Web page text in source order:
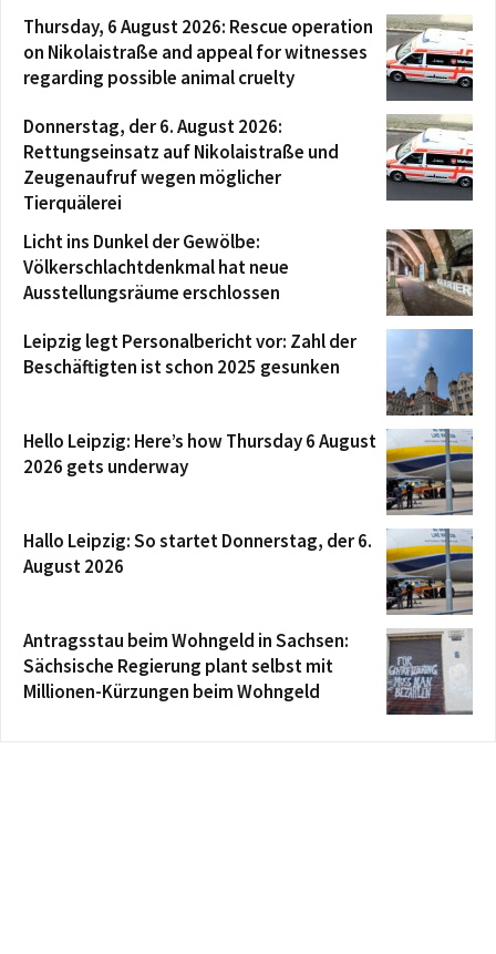
Thursday, 6 August 2026: Rescue operation
on Nikolaistraße and appeal for witnesses
regarding possible animal cruelty
Donnerstag, der 6. August 2026:
Rettungseinsatz auf Nikolaistraße und
Zeugenaufruf wegen möglicher
Tierquälerei
Licht ins Dunkel der Gewölbe:
Völkerschlachtdenkmal hat neue
Ausstellungsräume erschlossen
Leipzig legt Personalbericht vor: Zahl der
Beschäftigten ist schon 2025 gesunken
Hello Leipzig: Here’s how Thursday 6 August
2026 gets underway
Hallo Leipzig: So startet Donnerstag, der 6.
August 2026
Antragsstau beim Wohngeld in Sachsen:
Sächsische Regierung plant selbst mit
Millionen-Kürzungen beim Wohngeld